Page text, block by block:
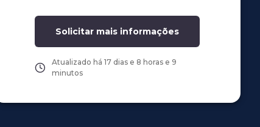
Solicitar mais informações
Atualizado há 17 dias e 8 horas e 9
minutos